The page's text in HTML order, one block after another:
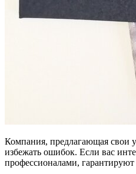
Компания, предлагающая свои
избежать ошибок. Если вас
профессионалами,